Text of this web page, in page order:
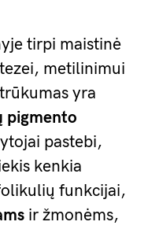
tirpi maistinė
metilinimui
yra
pigmento
pastebi,
kenkia
funkcijai,
ir žmonėms,